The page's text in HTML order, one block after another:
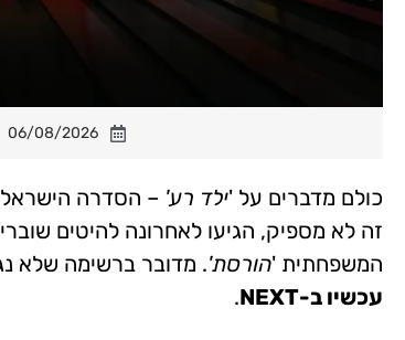
06/08/2026
כולם מדברים על 'ילד רע' – הסדרה
זה לא מספיק, הגיעו לאחרונה להיטים
המשפחתית 'הורסת'. מדובר ברשימה שלא
עכשיו ב-NEXT
.